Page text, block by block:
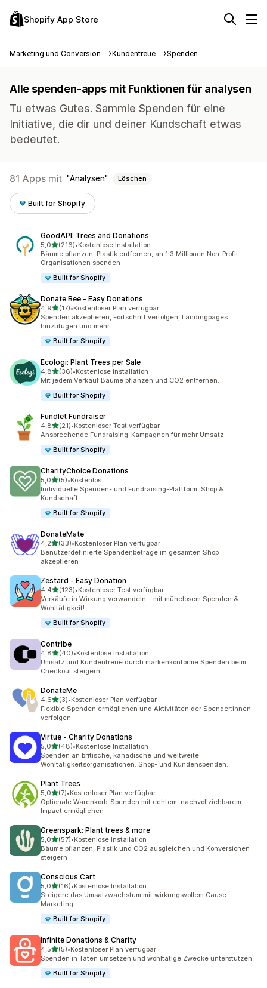
Shopify App Store
Marketing und Conversion Kundentreue Spenden
Alle spenden-apps mit Funktionen für analysen
Tu etwas Gutes. Sammle Spenden für eine
Initiative, die dir und deiner Kundschaft etwas
bedeutet.
81 Apps mit Analysen Löschen
Built for Shopify
GoodAPI: Trees and Donations
5,0von 5 Sternen
(216)
216 Rezensionen insgesamt
•Kostenlose Installation
Bäume pflanzen, Plastik entfernen, an 1,3 Millionen Non-Profit-
Organisationen spenden
Built for Shopify
Donate Bee ‑ Easy Donations
4,9von 5 Sternen
(17)
17 Rezensionen insgesamt
•Kostenloser Plan verfügbar
Spenden akzeptieren, Fortschritt verfolgen, Landingpages
hinzufügen und mehr
Built for Shopify
Ecologi: Plant Trees per Sale
4,8von 5 Sternen
(36)
36 Rezensionen insgesamt
•Kostenlose Installation
Mit jedem Verkauf Bäume pflanzen und CO2 entfernen.
Built for Shopify
Fundlet Fundraiser
4,8von 5 Sternen
(21)
21 Rezensionen insgesamt
•Kostenloser Test verfügbar
Ansprechende Fundraising-Kampagnen für mehr Umsatz
Built for Shopify
CharityChoice Donations
5,0von 5 Sternen
(5)
5 Rezensionen insgesamt
•Kostenlos
Individuelle Spenden- und Fundraising-Plattform. Shop &
Kundschaft
Built for Shopify
DonateMate
4,2von 5 Sternen
(33)
33 Rezensionen insgesamt
•Kostenloser Plan verfügbar
Benutzerdefinierte Spendenbeträge im gesamten Shop
akzeptieren
Zestard ‑ Easy Donation
4,4von 5 Sternen
(123)
123 Rezensionen insgesamt
•Kostenloser Test verfügbar
Verkäufe in Wirkung verwandeln – mit mühelosem Spenden &
Wohltätigkeit!
Built for Shopify
Contribe
4,8von 5 Sternen
(40)
40 Rezensionen insgesamt
•Kostenlose Installation
Umsatz und Kundentreue durch markenkonforme Spenden beim
Checkout steigern
DonateMe
4,6von 5 Sternen
(3)
3 Rezensionen insgesamt
•Kostenloser Plan verfügbar
Flexible Spenden ermöglichen und Aktivitäten der Spender:innen
verfolgen.
Virtue ‑ Charity Donations
5,0von 5 Sternen
(48)
48 Rezensionen insgesamt
•Kostenlose Installation
Spenden an britische, kanadische und weltweite
Wohltätigkeitsorganisationen. Shop- und Kundenspenden.
Plant Trees
5,0von 5 Sternen
(7)
7 Rezensionen insgesamt
•Kostenloser Plan verfügbar
Optionale Warenkorb-Spenden mit echtem, nachvollziehbarem
Impact ermöglichen
Greenspark: Plant trees & more
5,0von 5 Sternen
(57)
57 Rezensionen insgesamt
•Kostenlose Installation
Bäume pflanzen, Plastik und CO2 ausgleichen und Konversionen
steigern
Conscious Cart
5,0von 5 Sternen
(16)
16 Rezensionen insgesamt
•Kostenlose Installation
Steigere das Umsatzwachstum mit wirkungsvollem Cause-
Marketing
Built for Shopify
Infinite Donations & Charity
4,5von 5 Sternen
(5)
5 Rezensionen insgesamt
•Kostenloser Plan verfügbar
Spenden in Taten umsetzen und wohltätige Zwecke unterstützen
Built for Shopify